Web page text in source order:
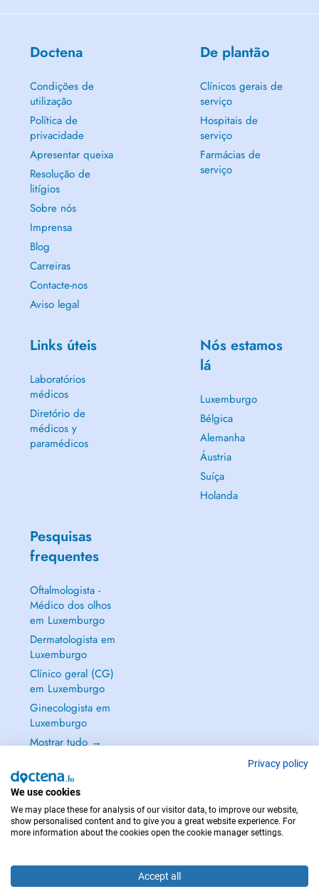
Doctena
Condições de
utilização
Política de
privacidade
Apresentar queixa
Resolução de
litígios
Sobre nós
Imprensa
Blog
Carreiras
Contacte-nos
Aviso legal
De plantão
Clínicos gerais de
serviço
Hospitais de
serviço
Farmácias de
serviço
Links úteis
Laboratórios
médicos
Diretório de
médicos y
paramédicos
Nós estamos
lá
Luxemburgo
Bélgica
Alemanha
Áustria
Suíça
Holanda
Pesquisas
frequentes
Oftalmologista -
Médico dos olhos
em Luxemburgo
Dermatologista em
Luxemburgo
Clínico geral (CG)
em Luxemburgo
Ginecologista em
Luxemburgo
Mostrar tudo →
EM CASO DE EMERGÊNCIA, CONTACTE : 112
Copyright © 2026 - DOCTENA S.A. 42, Rue de la Vallée, L-2661 Luxembourg
Privacy policy
We use cookies
We may place these for analysis of our visitor data, to improve our website,
show personalised content and to give you a great website experience. For
more information about the cookies open the cookie manager settings.
Accept all